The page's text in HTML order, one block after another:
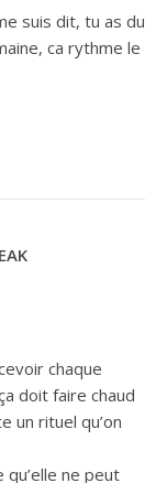
suis dit, tu as du
ca rythme le
chaque
doit faire chaud
un rituel qu’on
qu’elle ne peut